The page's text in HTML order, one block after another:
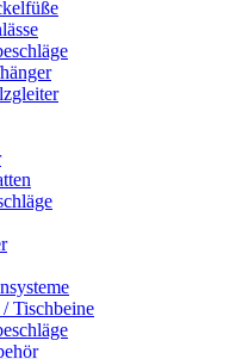
Tischbeine